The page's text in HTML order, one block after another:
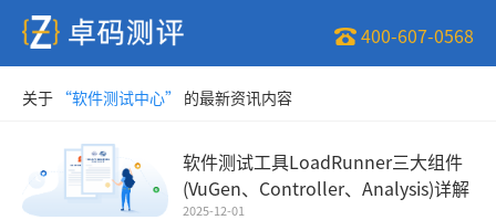
400-607-0568
关于 “软件测试中心” 的最新资讯内容
软件测试工具LoadRunner三大组件
(VuGen、Controller、Analysis)详解
2025-12-01